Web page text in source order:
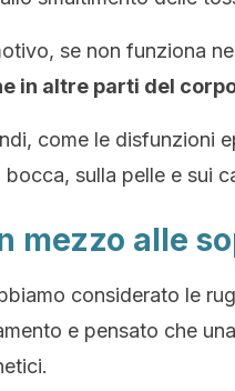
se non funziona
in altre parti del
come le disfunzioni
bocca, sulla pelle e sui
mezzo alle
considerato le
e pensato che